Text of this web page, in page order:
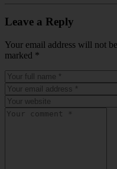
Leave a Reply
Your email address will not
marked *